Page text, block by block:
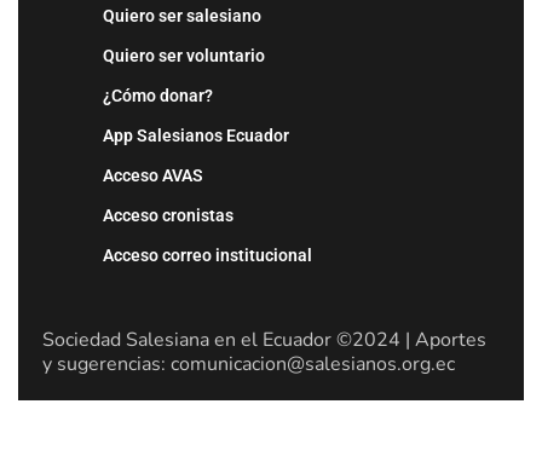
Quiero ser salesiano
Quiero ser voluntario
¿Cómo donar?
App Salesianos Ecuador
Acceso AVAS
Acceso cronistas
Acceso correo institucional
Sociedad Salesiana en el Ecuador ©2024 | Aportes
y sugerencias: comunicacion@salesianos.org.ec